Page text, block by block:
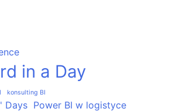
in a Day
konsulting BI
Days Power BI w logistyce